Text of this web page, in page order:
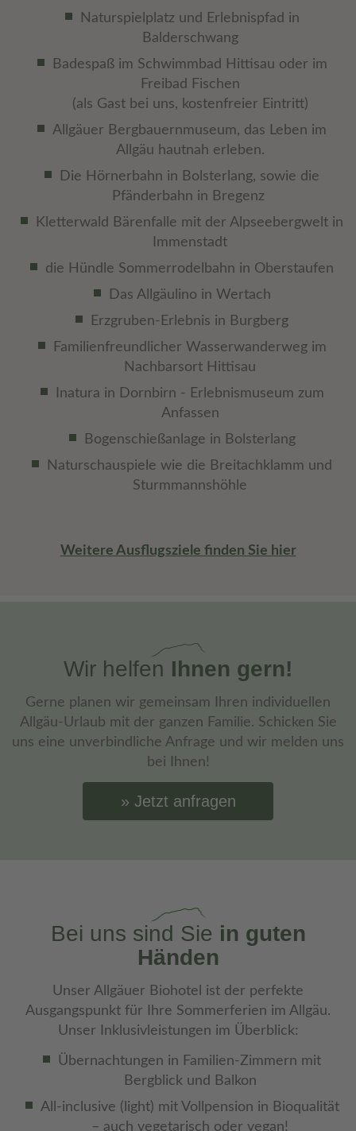
Naturspielplatz und Erlebnispfad in
Balderschwang
Badespaß im Schwimmbad Hittisau oder im
Freibad Fischen
(als Gast bei uns, kostenfreier Eintritt)
Allgäuer Bergbauernmuseum, das Leben im
Allgäu hautnah erleben.
Die Hörnerbahn in Bolsterlang, sowie die
Pfänderbahn in Bregenz
Kletterwald Bärenfalle mit der Alpseebergwelt in
Immenstadt
die Hündle Sommerrodelbahn in Oberstaufen
Das Allgäulino in Wertach
Erzgruben-Erlebnis in Burgberg
Familienfreundlicher Wasserwanderweg im
Nachbarsort Hittisau
Inatura in Dornbirn - Erlebnismuseum zum
Anfassen
Bogenschießanlage in Bolsterlang
Naturschauspiele wie die Breitachklamm und
Sturmmannshöhle
Weitere Ausflugsziele finden Sie hier
Wir helfen Ihnen gern!
Gerne planen wir gemeinsam Ihren individuellen
Allgäu-Urlaub mit der ganzen Familie. Schicken Sie
uns eine unverbindliche Anfrage und wir melden uns
bei Ihnen!
Jetzt anfragen
Bei uns sind Sie in guten
Händen
Unser Allgäuer Biohotel ist der perfekte
Ausgangspunkt für Ihre Sommerferien im Allgäu.
Unser Inklusivleistungen im Überblick:
Übernachtungen in Familien-Zimmern mit
Bergblick und Balkon
All-inclusive (light) mit Vollpension in Bioqualität
– auch vegetarisch oder vegan!